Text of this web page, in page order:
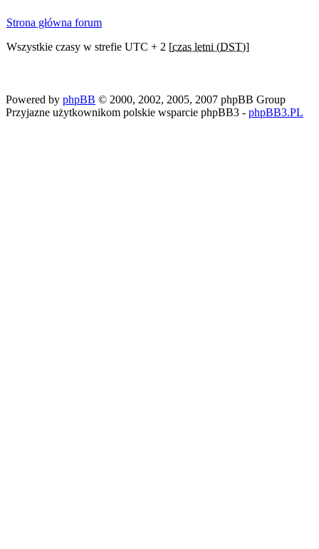
Strona główna forum
Wszystkie czasy w strefie UTC + 2 [czas letni (DST)]
Powered by phpBB © 2000, 2002, 2005, 2007 phpBB Group
Przyjazne użytkownikom polskie wsparcie phpBB3 - phpBB3.PL